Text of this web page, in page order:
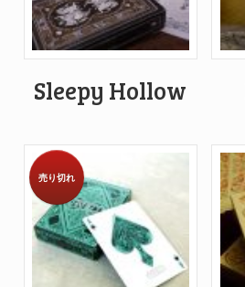
Sleepy Hollow
売り切れ